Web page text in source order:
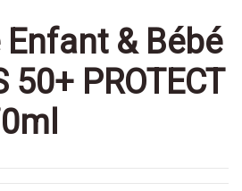
& Bébé
50+ PROTECT